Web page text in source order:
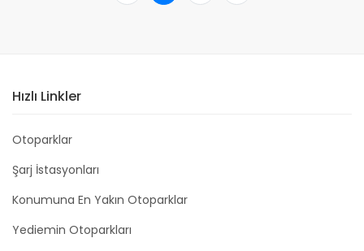
Hızlı Linkler
Otoparklar
Şarj İstasyonları
Konumuna En Yakın Otoparklar
Yediemin Otoparkları